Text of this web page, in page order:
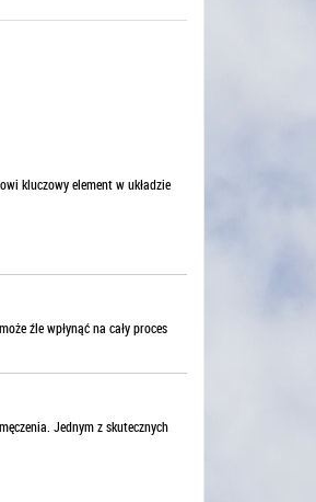
kluczowy element w układzie
źle wpłynąć na cały proces
Jednym z skutecznych